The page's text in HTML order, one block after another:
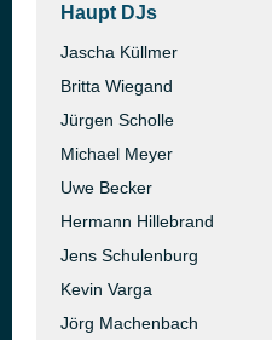
Haupt DJs
Jascha Küllmer
Britta Wiegand
Jürgen Scholle
Michael Meyer
Uwe Becker
Hermann Hillebrand
Jens Schulenburg
Kevin Varga
Jörg Machenbach